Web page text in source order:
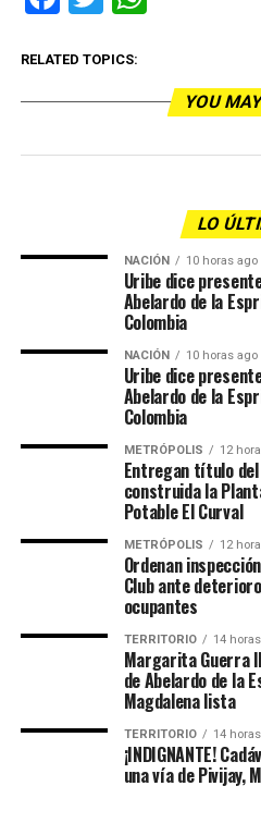
RELATED TOPICS:
YOU
LO
NACIÓN 10 horas ago
Uribe dice
Abelardo de la
Colombia
NACIÓN 10 horas ago
Uribe dice
Abelardo de la
Colombia
METRÓPOLIS 12
Entregan título
construida la
Potable El Curval
METRÓPOLIS 12
Ordenan
Club ante
ocupantes
TERRITORIO 14
Margarita Guerra
de Abelardo de la
Magdalena lista
TERRITORIO 14
¡INDIGNANTE!
una vía de Pivijay,